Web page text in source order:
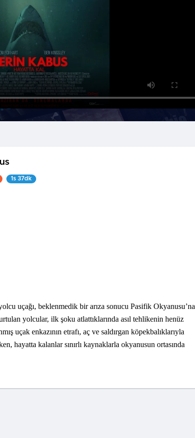
1s 37dk
uçağı, beklenmedik bir arıza sonucu Pasifik Okyanusu’na
yolcular, ilk şoku atlattıklarında asıl tehlikenin henüz
uçak enkazının etrafı, aç ve saldırgan köpekbalıklarıyla
hayatta kalanlar sınırlı kaynaklarla okyanusun ortasında